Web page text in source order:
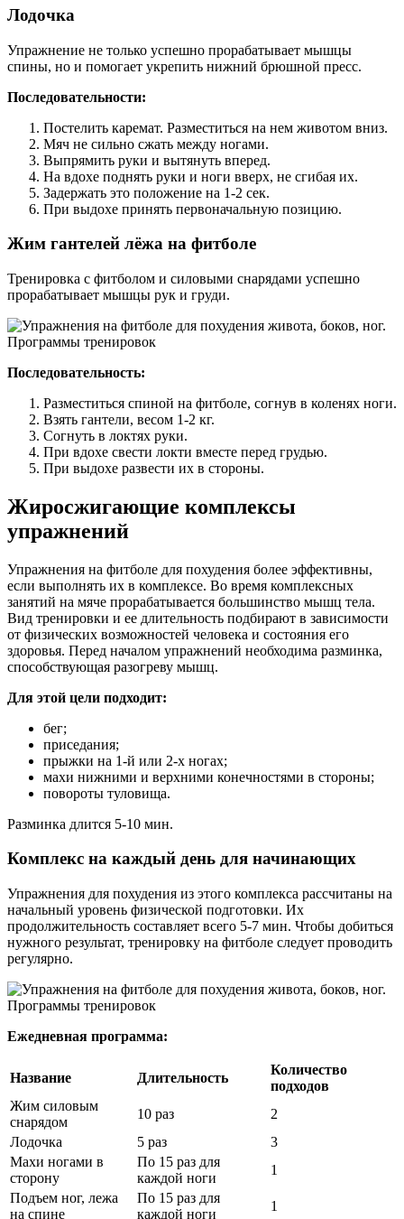
Лодочка
Упражнение не только успешно прорабатывает мышцы
спины, но и помогает укрепить нижний брюшной пресс.
Последовательности:
Постелить каремат. Разместиться на нем животом вниз.
Мяч не сильно сжать между ногами.
Выпрямить руки и вытянуть вперед.
На вдохе поднять руки и ноги вверх, не сгибая их.
Задержать это положение на 1-2 сек.
При выдохе принять первоначальную позицию.
Жим гантелей лёжа на фитболе
Тренировка с фитболом и силовыми снарядами успешно
прорабатывает мышцы рук и груди.
Последовательность:
Разместиться спиной на фитболе, согнув в коленях ноги.
Взять гантели, весом 1-2 кг.
Согнуть в локтях руки.
При вдохе свести локти вместе перед грудью.
При выдохе развести их в стороны.
Жиросжигающие комплексы
упражнений
Упражнения на фитболе для похудения более эффективны,
если выполнять их в комплексе. Во время комплексных
занятий на мяче прорабатывается большинство мышц тела.
Вид тренировки и ее длительность подбирают в зависимости
от физических возможностей человека и состояния его
здоровья. Перед началом упражнений необходима разминка,
способствующая разогреву мышц.
Для этой цели подходит:
бег;
приседания;
прыжки на 1-й или 2-х ногах;
махи нижними и верхними конечностями в стороны;
повороты туловища.
Разминка длится 5-10 мин.
Комплекс на каждый день для начинающих
Упражнения для похудения из этого комплекса рассчитаны на
начальный уровень физической подготовки. Их
продолжительность составляет всего 5-7 мин. Чтобы добиться
нужного результат, тренировку на фитболе следует проводить
регулярно.
Ежедневная программа:
Название Длительность
Количество
подходов
Жим силовым
снарядом
10 раз
2
Лодочка
5 раз
3
Махи ногами в
сторону
По 15 раз для
каждой ноги
1
Подъем ног, лежа
на спине
По 15 раз для
каждой ноги
1